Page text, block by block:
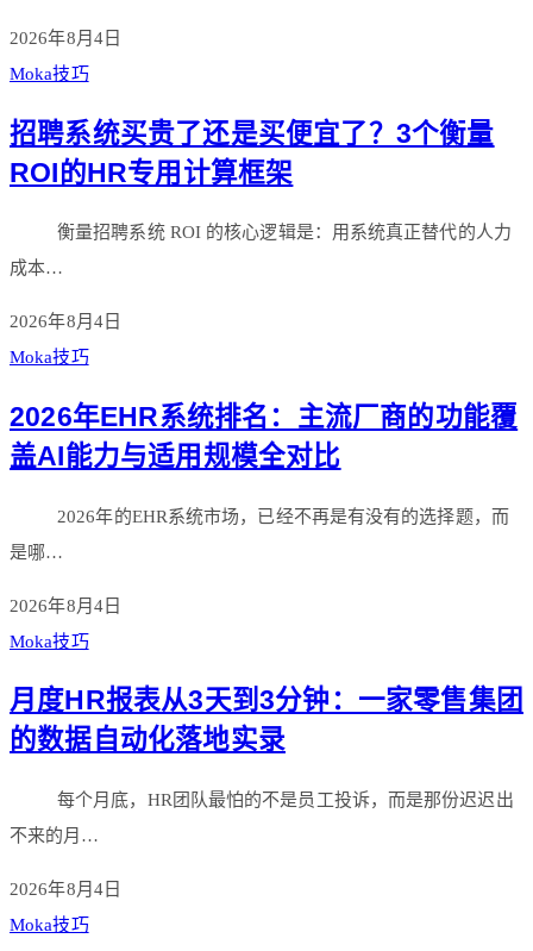
2026年8月4日
Moka技巧
招聘系统买贵了还是买便宜了？3个衡量
ROI的HR专用计算框架
衡量招聘系统 ROI 的核心逻辑是：用系统真正替代的人力
成本…
2026年8月4日
Moka技巧
2026年EHR系统排名：主流厂商的功能覆
盖AI能力与适用规模全对比
2026年的EHR系统市场，已经不再是有没有的选择题，而
是哪…
2026年8月4日
Moka技巧
月度HR报表从3天到3分钟：一家零售集团
的数据自动化落地实录
每个月底，HR团队最怕的不是员工投诉，而是那份迟迟出
不来的月…
2026年8月4日
Moka技巧